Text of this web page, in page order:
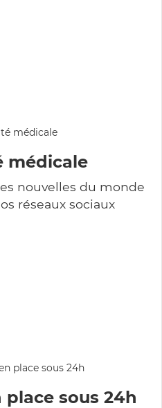
médicale
nouvelles du monde
réseaux sociaux
place sous 24h